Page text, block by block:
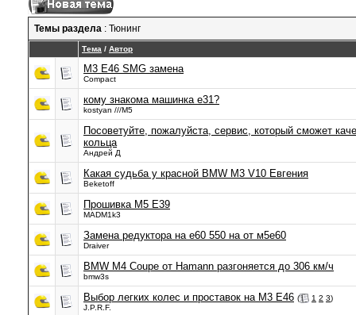
Темы раздела : Тюнинг
Тема / Автор
M3 E46 SMG замена
Compact
кому знакома машинка е31?
kostyan ///M5
Посоветуйте, пожалуйста, сервис, который сможет
кольца
Андрей Д
Какая судьба у красной BMW M3 V10 Евгения
Beketoff
Прошивка M5 E39
MADM1k3
Замена редуктора на е60 550 на от м5е60
Draiver
BMW M4 Coupe от Hamann разгоняется до 306 км/ч
bmw3s
Выбор легких колес и проставок на M3 E46 ( 1 2 3)
J.P.R.F.